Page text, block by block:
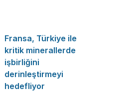
Fransa, Türkiye ile
kritik minerallerde
işbirliğini
derinleştirmeyi
hedefliyor